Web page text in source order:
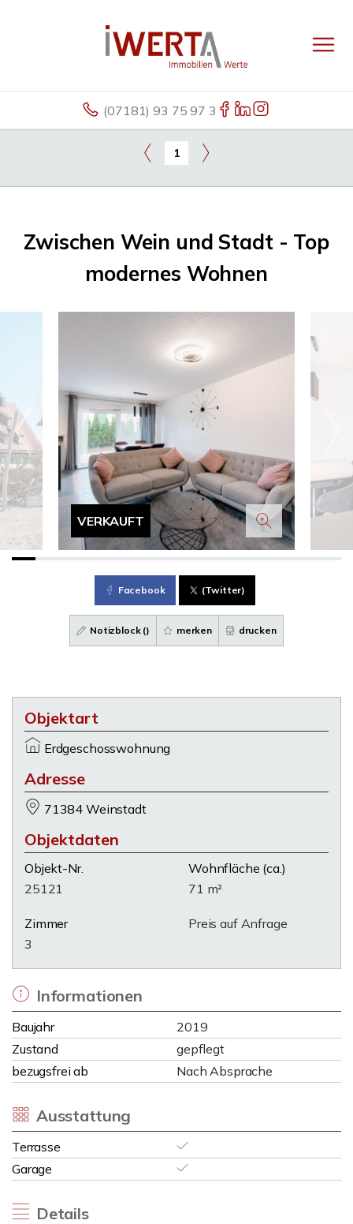
(07181) 93 75 97 3
1
Zwischen Wein und Stadt - Top
modernes Wohnen
VERKAUFT
Facebook (Twitter)
Notizblock () merken drucken
Objektart
Erdgeschosswohnung
Adresse
71384 Weinstadt
Objektdaten
Objekt-Nr.
25121
Wohnfläche (ca.)
71 m²
Zimmer
3
Preis auf Anfrage
Informationen
Baujahr
2019
Zustand
gepflegt
bezugsfrei ab
Nach Absprache
Ausstattung
Terrasse
Garage
Details